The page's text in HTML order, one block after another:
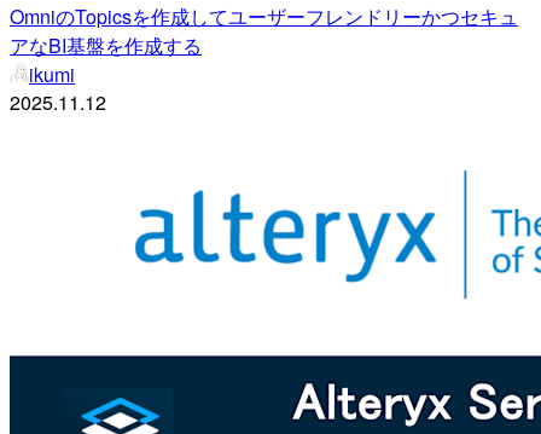
OmniのTopicsを作成してユーザーフレンドリーかつセキュ
アなBI基盤を作成する
ikumi
2025.11.12